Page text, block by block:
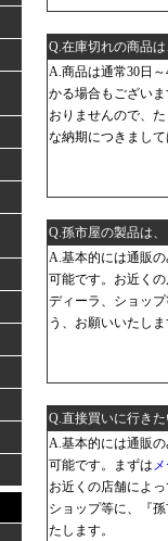
Q.在庫切れの商品
A.商品は通常30日
かる場合もござい
おりませんので、
な納期につきまし
Q.孫市屋の製品は
A.基本的には通販
可能です。お近く
ディーラ、ショッ
う、お願いいたしま
Q.直接買いに行き
A.基本的には通販
可能です。まずは
お近くの店舗によ
ショップ等に、『
たします。